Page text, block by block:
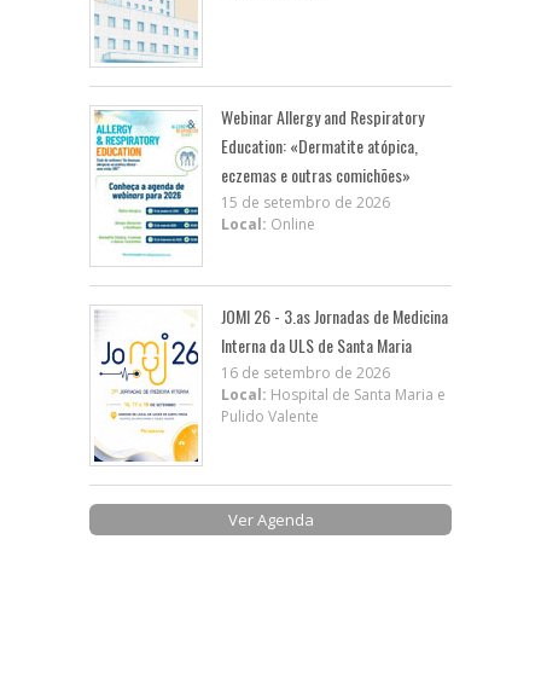
Webinar Allergy and Respiratory
Education: «Dermatite atópica,
eczemas e outras comichões»
15 de setembro de 2026
Local: Online
JOMI 26 - 3.as Jornadas de Medicina
Interna da ULS de Santa Maria
16 de setembro de 2026
Local: Hospital de Santa Maria e
Pulido Valente
Ver Agenda